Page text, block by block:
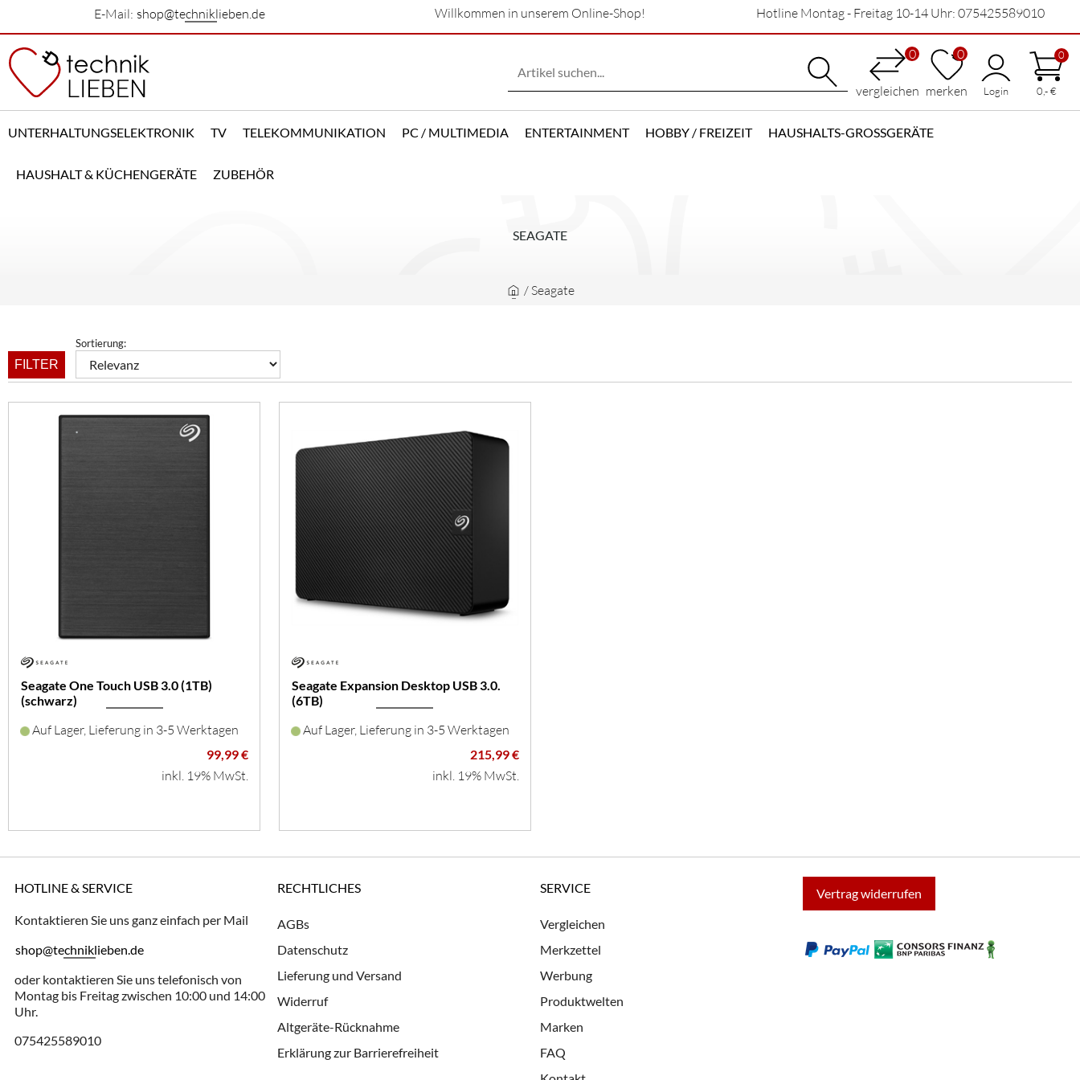
E-Mail: shop@techniklieben.de Willkommen in unserem Online-Shop! Hotline Montag - Freitag 10-14 Uhr: 075425589010
0
vergleichen
0
merken Login
0
0,- €
UNTERHALTUNGSELEKTRONIK TV TELEKOMMUNIKATION PC / MULTIMEDIA ENTERTAINMENT HOBBY / FREIZEIT HAUSHALTS-GROSSGERÄTE
HAUSHALT & KÜCHENGERÄTE ZUBEHÖR
SEAGATE
/ Seagate
FILTER
Sortierung:
Seagate One Touch USB 3.0 (1TB)
(schwarz)
Auf Lager, Lieferung in 3-5 Werktagen
99,99 €
inkl. 19% MwSt.
Seagate Expansion Desktop USB 3.0.
(6TB)
Auf Lager, Lieferung in 3-5 Werktagen
215,99 €
inkl. 19% MwSt.
HOTLINE & SERVICE
Kontaktieren Sie uns ganz einfach per Mail
shop@techniklieben.de
oder kontaktieren Sie uns telefonisch von
Montag bis Freitag zwischen 10:00 und 14:00
Uhr.
075425589010
RECHTLICHES
AGBs
Datenschutz
Lieferung und Versand
Widerruf
Altgeräte-Rücknahme
Erklärung zur Barrierefreiheit
SERVICE
Vergleichen
Merkzettel
Werbung
Produktwelten
Marken
FAQ
Vertrag widerrufen